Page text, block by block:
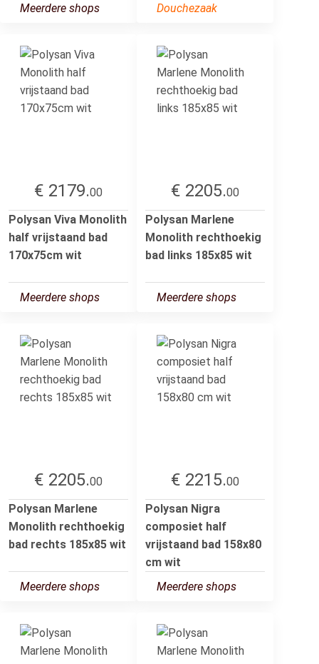
Meerdere shops Douchezaak
€ 2179.00
Polysan Viva Monolith
half vrijstaand bad
170x75cm wit
Meerdere shops
€ 2205.00
Polysan Marlene
Monolith rechthoekig
bad links 185x85 wit
Meerdere shops
€ 2205.00
Polysan Marlene
Monolith rechthoekig
bad rechts 185x85 wit
Meerdere shops
€ 2215.00
Polysan Nigra
composiet half
vrijstaand bad 158x80
cm wit
Meerdere shops